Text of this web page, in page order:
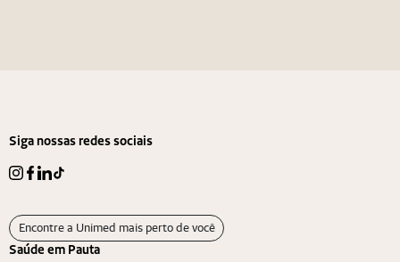
Siga nossas redes sociais
Encontre a Unimed mais perto de você
Saúde em Pauta